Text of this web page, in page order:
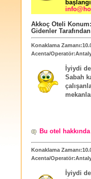
Akkoç Oteli Konum:
Gidenler Tarafından
Konaklama
Acenta/
İyiydi
Sabah
Bu otel
Konaklama
Acenta/
İyiydi